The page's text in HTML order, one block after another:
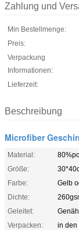
Zahlung und
Min Bestellmenge:
Preis:
Verpackung
Informationen:
Lieferzeit:
Beschreibung
Microfiber
Material:
Größe:
Farbe:
Gelb
Dichte:
Geleitet:
Verpacken:
in den